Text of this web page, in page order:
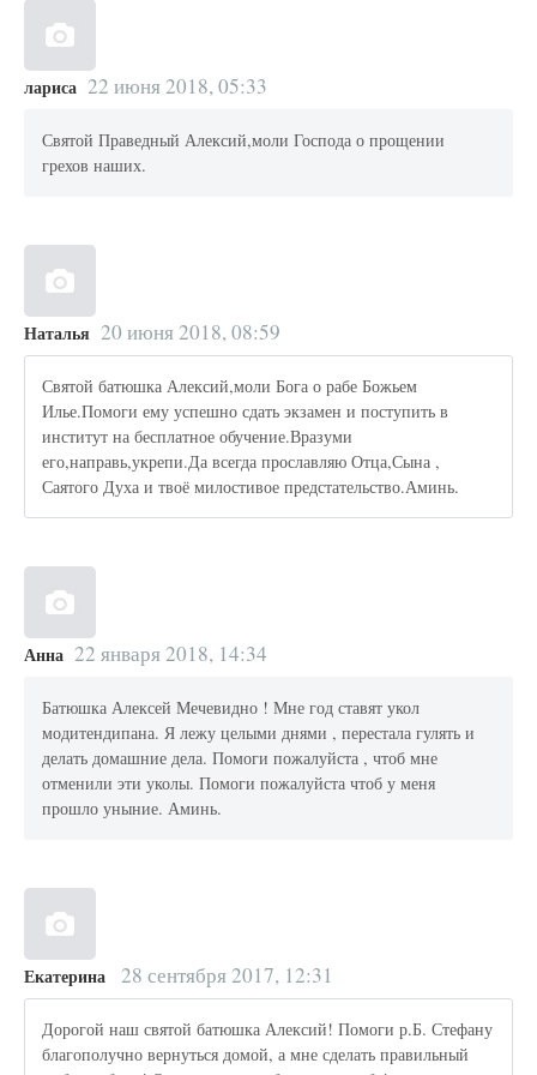
лариса 22 июня 2018, 05:33
Святой Праведный Алексий,моли Господа о прощении
грехов наших.
Наталья 20 июня 2018, 08:59
Святой батюшка Алексий,моли Бога о рабе Божьем
Илье.Помоги ему успешно сдать экзамен и поступить в
институт на бесплатное обучение.Вразуми
его,направь,укрепи.Да всегда прославляю Отца,Сына ,
Саятого Духа и твоё милостивое предстательство.Аминь.
Анна 22 января 2018, 14:34
Батюшка Алексей Мечевидно ! Мне год ставят укол
модитендипана. Я лежу целыми днями , перестала гулять и
делать домашние дела. Помоги пожалуйста , чтоб мне
отменили эти уколы. Помоги пожалуйста чтоб у меня
прошло уныние. Аминь.
Екатерина 28 сентября 2017, 12:31
Дорогой наш святой батюшка Алексий! Помоги р.Б. Стефану
благополучно вернуться домой, а мне сделать правильный